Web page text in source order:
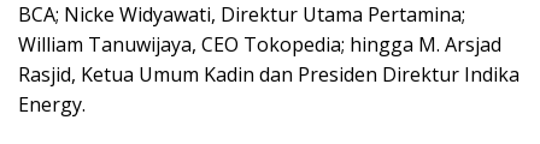
BCA; Nicke Widyawati, Direktur Utama Pertamina;
William Tanuwijaya, CEO Tokopedia; hingga M. Arsjad
Rasjid, Ketua Umum Kadin dan Presiden Direktur Indika
Energy.